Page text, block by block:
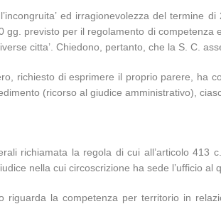
ed irragionevolezza del
gg. previsto per il regolamento di competenza
citta’. Chiedono, pertanto, che la S. C.
richiesto di esprimere il proprio parere, ha
(ricorso al giudice amministrativo),
richiamata la regola di cui all’articolo
nella cui circoscrizione ha sede l’ufficio
riguarda la competenza per territorio in